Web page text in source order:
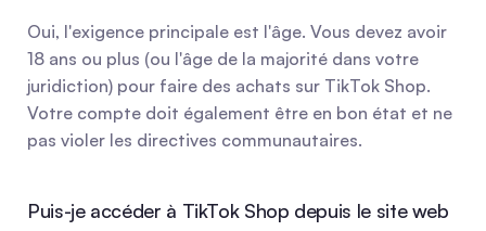
Oui, l'exigence principale est l'âge. Vous devez avoir
18 ans ou plus (ou l'âge de la majorité dans votre
juridiction) pour faire des achats sur TikTok Shop.
Votre compte doit également être en bon état et ne
pas violer les directives communautaires.
Puis-je accéder à TikTok Shop depuis le site web